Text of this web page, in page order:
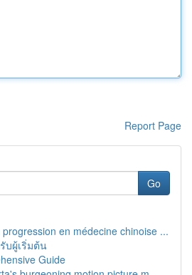
Report Page
Go
en médecine chinoise ...
บผู้เริ่มต้น
Guide